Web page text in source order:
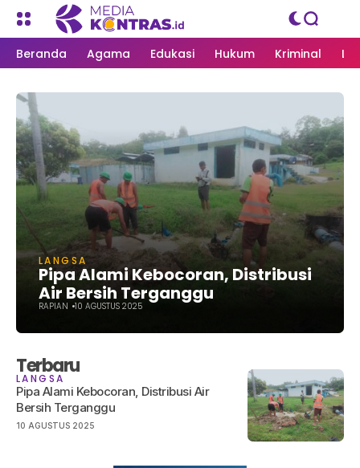
Beranda Agama Edukasi Hukum Kriminal
LANGSA
Pipa Alami Kebocoran, Distribusi
Air Bersih Terganggu
RAPIAN 10 AGUSTUS 2025
Terbaru
LANGSA
Pipa Alami Kebocoran, Distribusi Air
Bersih Terganggu
10 AGUSTUS 2025